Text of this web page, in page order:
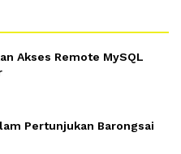
Akses Remote MySQL
Pertunjukan Barongsai